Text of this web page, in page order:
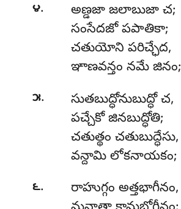
౪.
అణ్డజా జలాబుజా చ;
సంసేదజో పపాతికా;
చతుయోని పరిచ్ఛేద,
ఞాణవన్తం నమే జినం;
౫. సుతబుద్ధోనుబుద్ధోచ,
పచ్చేకో జినబుద్ధోతి;
చతుత్థం చతుబుద్ధేసు,
వన్దామి లోకనాయకం;
౬. రాహుగ్గం అత్తభాగీనం,